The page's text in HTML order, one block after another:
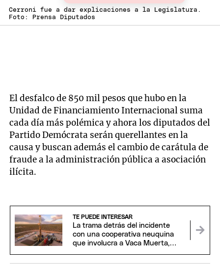
Cerroni fue a dar explicaciones a la Legislatura.
Foto: Prensa Diputados
El desfalco de 850 mil pesos que hubo en la
Unidad de Financiamiento Internacional suma
cada día más polémica y ahora los diputados del
Partido Demócrata serán querellantes en la
causa y buscan además el cambio de carátula de
fraude a la administración pública a asociación
ilícita.
TE PUEDE INTERESAR
La trama detrás del incidente
con una cooperativa neuquina
que involucra a Vaca Muerta,